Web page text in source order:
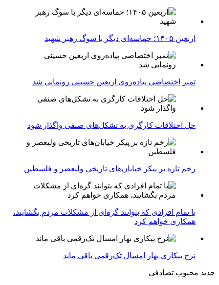
اربعین ۱۴۰۵؛ حماسه‌ای دیگر با سوگ رهبر شهید
تمبر اختصاصی پیاده‌روی اربعین حسینی رونمایی شد
حل اختلافات کارگری به تشکل‌های صنفی واگذار شود
زخم تازه بر پیکر خیابان‌های تاریخی ولیعصر و فلسطین
با تمام افرادی که بتوانند گره‌ای از مشکلات مردم بگشایند،
همکاری خواهم کرد
نرخ بیکاری بهار امسال تک‌رقمی باقی ماند
جدید محبوب تصادفی